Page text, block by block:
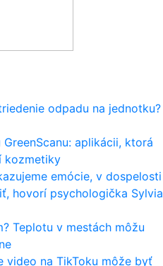
odpadu na jednotku?
aplikácii, ktorá
kozmetiky
emócie, v dospelosti
hovorí psychologička Sylvia
Teplotu v mestách môžu
video na TikToku môže byť